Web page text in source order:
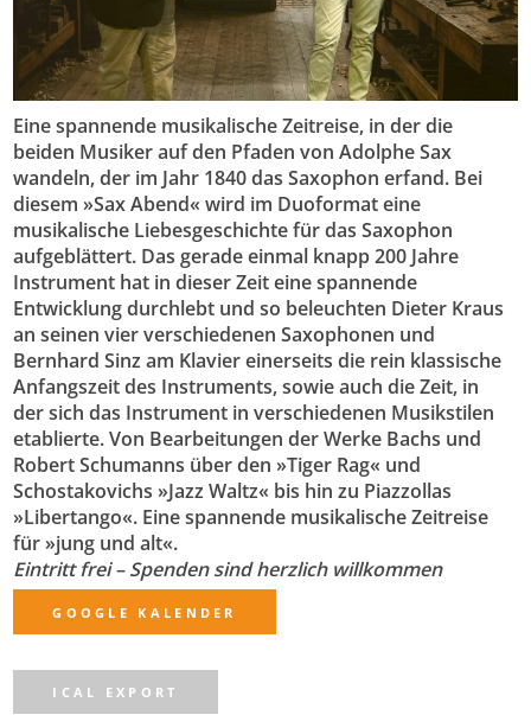
Eine spannende musikalische Zeitreise, in der die
beiden Musiker auf den Pfaden von Adolphe Sax
wandeln, der im Jahr 1840 das Saxophon erfand. Bei
diesem »Sax Abend« wird im Duoformat eine
musikalische Liebesgeschichte für das Saxophon
aufgeblättert. Das gerade einmal knapp 200 Jahre
Instrument hat in dieser Zeit eine spannende
Entwicklung durchlebt und so beleuchten Dieter Kraus
an seinen vier verschiedenen Saxophonen und
Bernhard Sinz am Klavier einerseits die rein klassische
Anfangszeit des Instruments, sowie auch die Zeit, in
der sich das Instrument in verschiedenen Musikstilen
etablierte. Von Bearbeitungen der Werke Bachs und
Robert Schumanns über den »Tiger Rag« und
Schostakovichs »Jazz Waltz« bis hin zu Piazzollas
»Libertango«. Eine spannende musikalische Zeitreise
für »jung und alt«.
Eintritt frei – Spenden sind herzlich willkommen
GOOGLE KALENDER
ICAL EXPORT